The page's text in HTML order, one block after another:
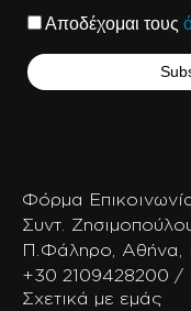
Αποδέχομαι τους
Φόρμα
Συντ.
Π.Φάληρο, Αθήνα,
+30 2109428200 /
Σχετικά με εμάς